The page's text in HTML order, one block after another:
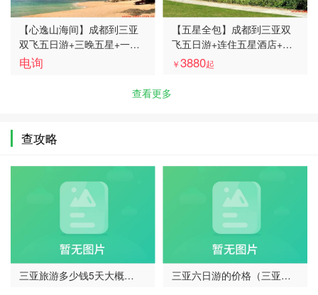
【心逸山海间】成都到三亚
双飞五日游+三晚五星+一晚
离岛别墅+亚特兰蒂斯水族馆
+蜈支洲岛、三亚五日游多少
电询
【五星全包】成都到三亚双
飞五日游+连住五星酒店+千
古情演出+潜水+沙滩篝火BB
Q、三亚五日游多少钱、三亚
￥3880起
查看更多
查攻略
三亚旅游多少钱5天大概
三亚六日游的价格（三亚旅